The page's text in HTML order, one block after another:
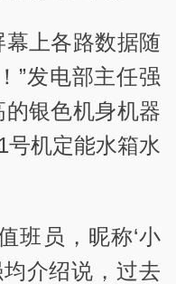
上各路数据随
”发电部主任强
银色机身机器
号机定能水箱水
班员，昵称‘小
均介绍说，过去